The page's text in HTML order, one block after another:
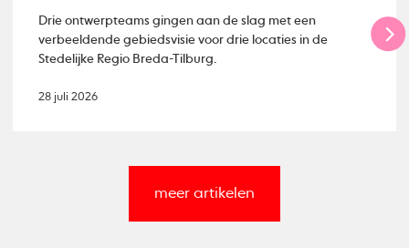
Drie ontwerpteams gingen aan de slag met een
verbeeldende gebiedsvisie voor drie locaties in de
Stedelijke Regio Breda-Tilburg.
28 juli 2026
meer artikelen